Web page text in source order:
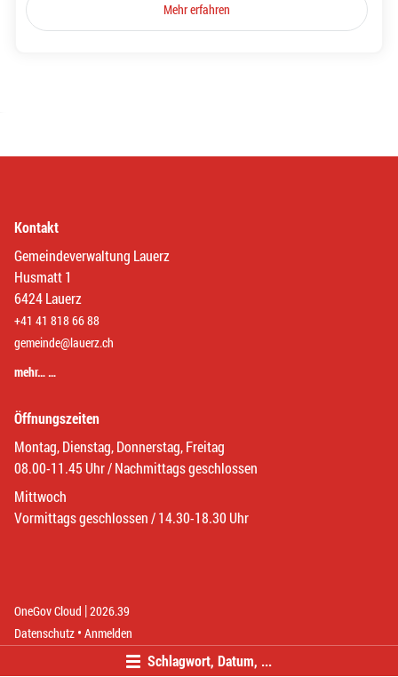
Schlagwort, Datum, ...
Mehr erfahren
Kontakt
Gemeindeverwaltung Lauerz
Husmatt 1
6424 Lauerz
+41 41 818 66 88
gemeinde@lauerz.ch
mehr… …
Öffnungszeiten
Montag, Dienstag, Donnerstag, Freitag
08.00-11.45 Uhr / Nachmittags geschlossen
Mittwoch
Vormittags geschlossen / 14.30-18.30 Uhr
OneGov Cloud (External Link)
|2026.39
Datenschutz (External Link)
Anmelden